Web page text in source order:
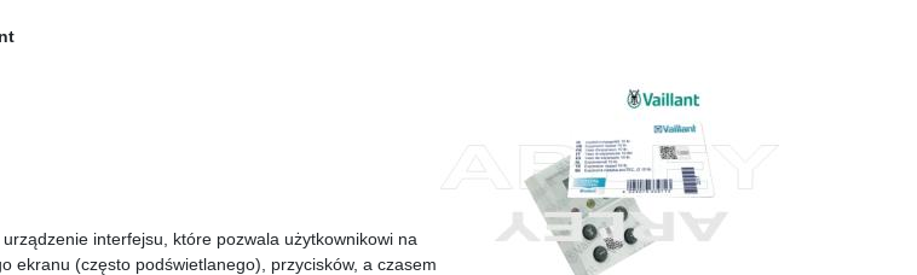
interfejsu, które pozwala użytkownikowi na
ekranu (często podświetlanego), przycisków, a czasem